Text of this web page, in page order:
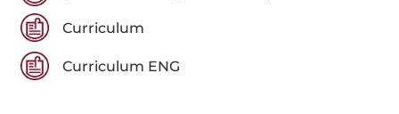
Curriculum
Curriculum ENG